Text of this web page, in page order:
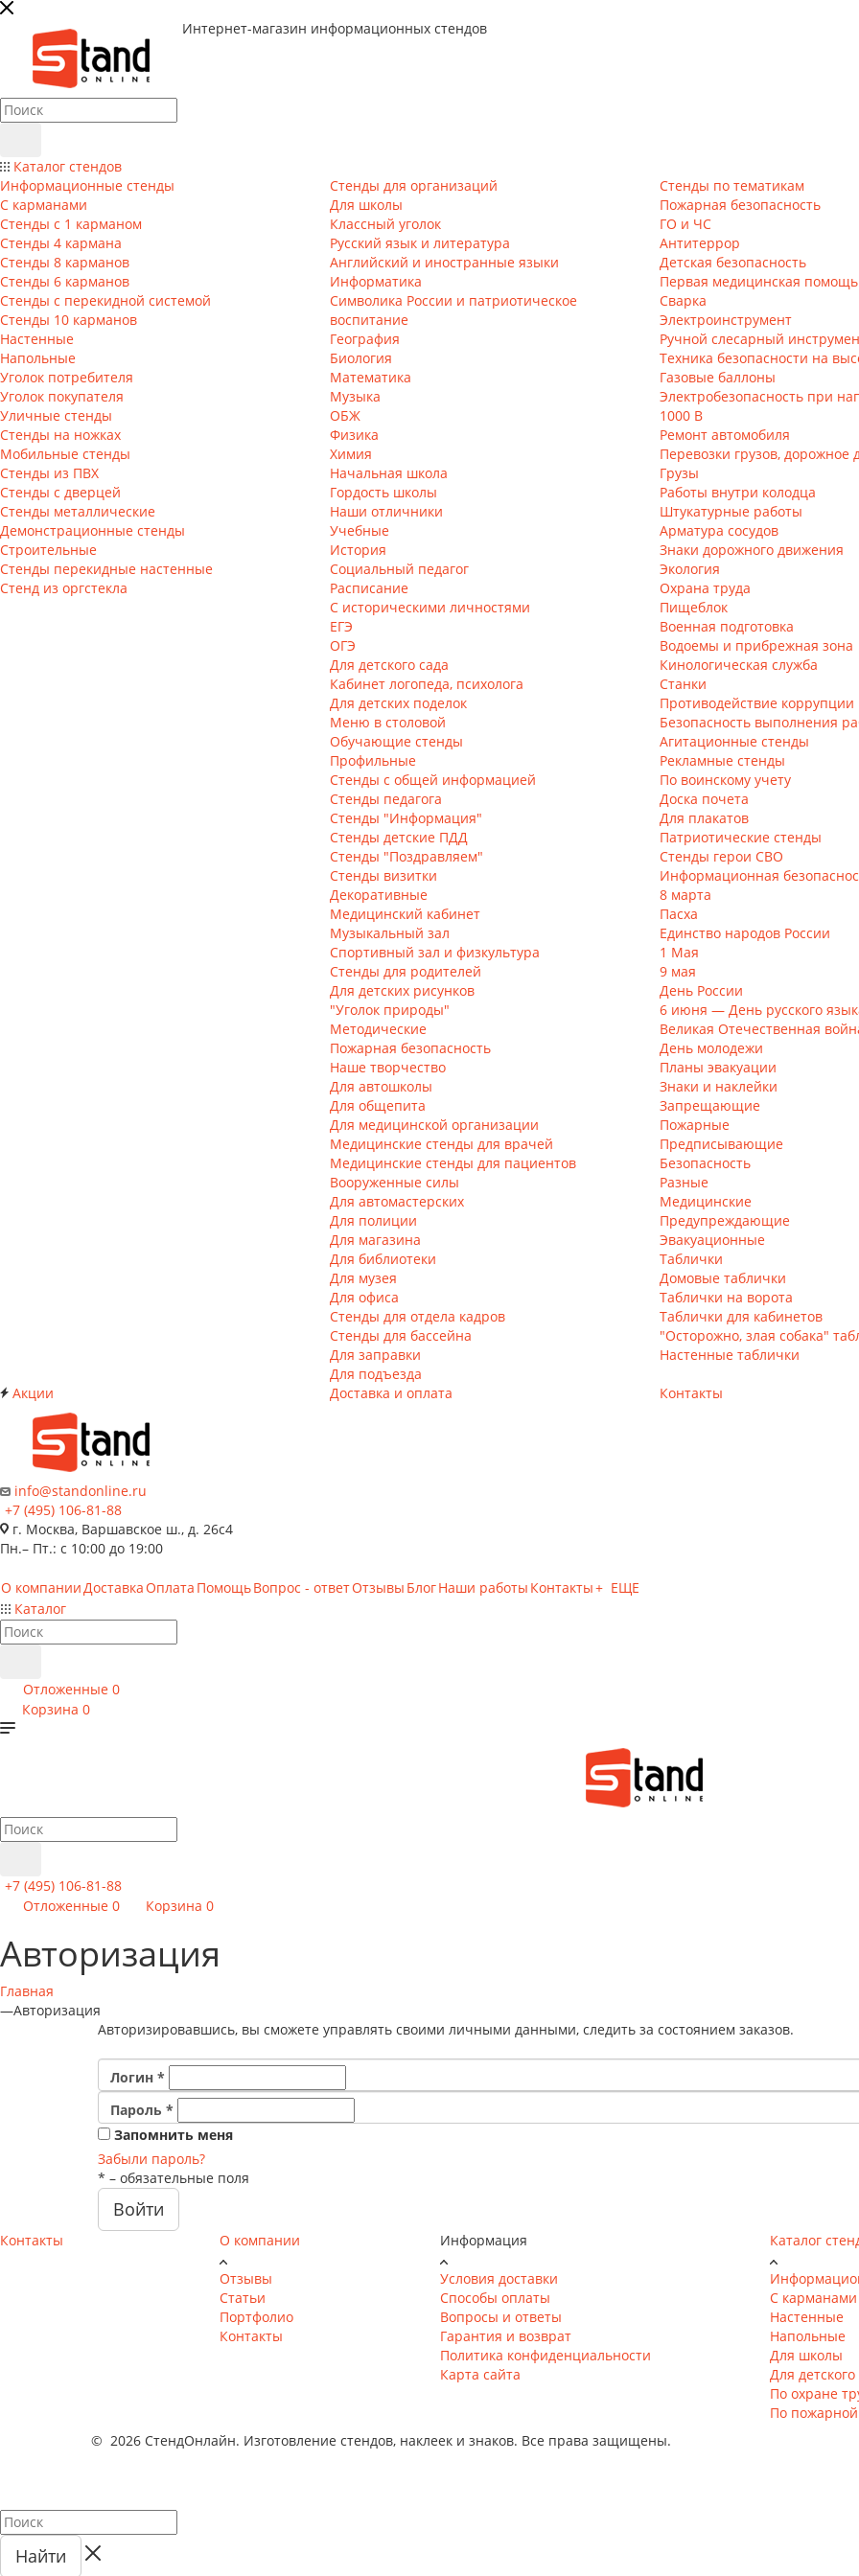
Интернет-магазин информационных стендов
Каталог стендов
Информационные стенды
С карманами
Стенды с 1 карманом
Стенды 4 кармана
Стенды 8 карманов
Стенды 6 карманов
Стенды с перекидной системой
Стенды 10 карманов
Настенные
Напольные
Уголок потребителя
Уголок покупателя
Уличные стенды
Стенды на ножках
Мобильные стенды
Стенды из ПВХ
Стенды с дверцей
Стенды металлические
Демонстрационные стенды
Строительные
Стенды перекидные настенные
Стенд из оргстекла
Стенды для организаций
Для школы
Классный уголок
Русский язык и литература
Английский и иностранные языки
Информатика
Символика России и патриотическое
воспитание
География
Биология
Математика
Музыка
ОБЖ
Физика
Химия
Начальная школа
Гордость школы
Наши отличники
Учебные
История
Социальный педагог
Расписание
С историческими личностями
ЕГЭ
ОГЭ
Для детского сада
Кабинет логопеда, психолога
Для детских поделок
Меню в столовой
Обучающие стенды
Профильные
Стенды с общей информацией
Стенды педагога
Стенды "Информация"
Стенды детские ПДД
Стенды "Поздравляем"
Стенды визитки
Декоративные
Медицинский кабинет
Музыкальный зал
Спортивный зал и физкультура
Стенды для родителей
Для детских рисунков
"Уголок природы"
Методические
Пожарная безопасность
Наше творчество
Для автошколы
Для общепита
Для медицинской организации
Медицинские стенды для врачей
Медицинские стенды для пациентов
Вооруженные силы
Для автомастерских
Для полиции
Для магазина
Для библиотеки
Для музея
Для офиса
Стенды для отдела кадров
Стенды для бассейна
Для заправки
Для подъезда
Стенды по тематикам
Пожарная безопасность
ГО и ЧС
Антитеррор
Детская безопасность
Первая медицинская помощь
Сварка
Электроинструмент
Ручной слесарный
Техника безопасности на
Газовые баллоны
Электробезопасность при
1000 В
Ремонт автомобиля
Перевозки грузов, дорожное
Грузы
Работы внутри колодца
Штукатурные работы
Арматура сосудов
Знаки дорожного движения
Экология
Охрана труда
Пищеблок
Военная подготовка
Водоемы и прибрежная зона
Кинологическая служба
Станки
Противодействие коррупции
Безопасность выполнения
Агитационные стенды
Рекламные стенды
По воинскому учету
Доска почета
Для плакатов
Патриотические стенды
Стенды герои СВО
Информационная
8 марта
Пасха
Единство народов России
1 Мая
9 мая
День России
6 июня — День русского
Великая Отечественная
День молодежи
Планы эвакуации
Знаки и наклейки
Запрещающие
Пожарные
Предписывающие
Безопасность
Разные
Медицинские
Предупреждающие
Эвакуационные
Таблички
Домовые таблички
Таблички на ворота
Таблички для кабинетов
"Осторожно, злая собака"
Настенные таблички
Акции Доставка и оплата Контакты
info@standonline.ru
+7 (495) 106-81-88
г. Москва, Варшавское ш., д. 26с4
Пн.– Пт.: с 10:00 до 19:00
О компанииДоставкаОплата ПомощьВопрос - ответОтзывы БлогНаши работы Контакты+ ЕЩЕ
Каталог
Отложенные 0
Корзина 0
+7 (495) 106-81-88
Отложенные 0 Корзина 0
Авторизация
Главная
—Авторизация
Авторизировавшись, вы сможете управлять своими личными данными, следить за состоянием заказов.
Логин *
Пароль *
Запомнить меня
Забыли пароль?
* – обязательные поля
Войти
Контакты О компании
Отзывы
Статьи
Портфолио
Контакты
Информация
Условия доставки
Способы оплаты
Вопросы и ответы
Гарантия и возврат
Политика конфиденциальности
Карта сайта
Каталог
С карманами
Настенные
Напольные
Для школы
Для детского
По охране
По пожарной
© 2026 СтендОнлайн. Изготовление стендов, наклеек и знаков. Все права защищены.
Найти